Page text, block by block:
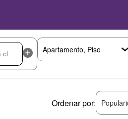
Ordenar por: